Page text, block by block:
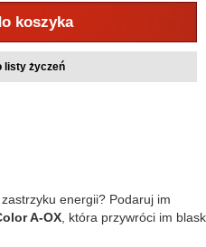
koszyka
listy życzeń
energii? Podaruj im
A-OX , która przywróci im blask